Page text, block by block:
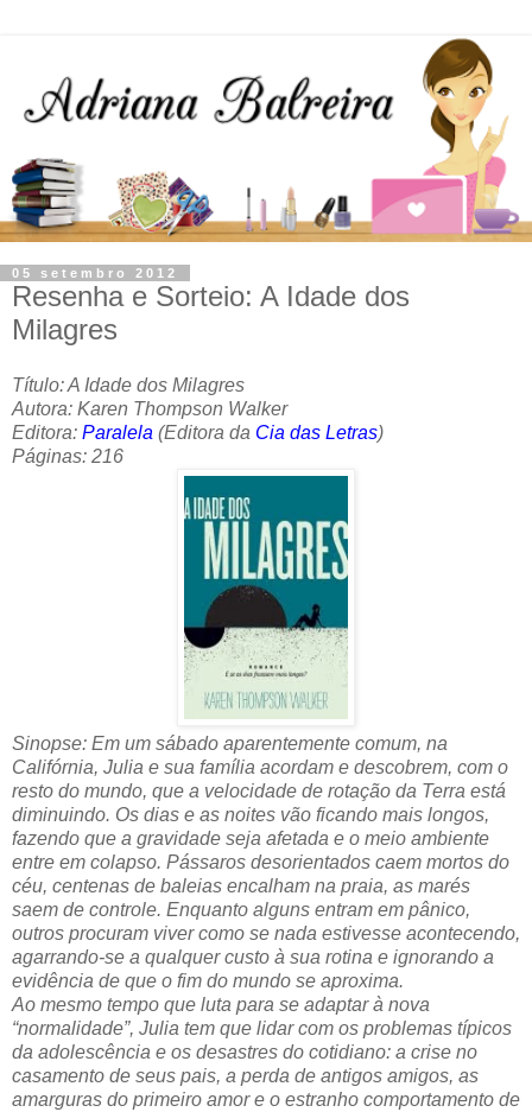
05 setembro 2012
Resenha e Sorteio: A Idade dos
Milagres
Título: A Idade dos Milagres
Autora: Karen Thompson Walker
Editora: Paralela (Editora da Cia das Letras)
Páginas: 216
Sinopse: Em um sábado aparentemente comum, na
Califórnia, Julia e sua família acordam e descobrem, com o
resto do mundo, que a velocidade de rotação da Terra está
diminuindo. Os dias e as noites vão ficando mais longos,
fazendo que a gravidade seja afetada e o meio ambiente
entre em colapso. Pássaros desorientados caem mortos do
céu, centenas de baleias encalham na praia, as marés
saem de controle. Enquanto alguns entram em pânico,
outros procuram viver como se nada estivesse acontecendo,
agarrando-se a qualquer custo à sua rotina e ignorando a
evidência de que o fim do mundo se aproxima.
Ao mesmo tempo que luta para se adaptar à nova
“normalidade”, Julia tem que lidar com os problemas típicos
da adolescência e os desastres do cotidiano: a crise no
casamento de seus pais, a perda de antigos amigos, as
amarguras do primeiro amor e o estranho comportamento de